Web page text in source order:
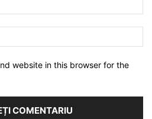
website in this browser for the